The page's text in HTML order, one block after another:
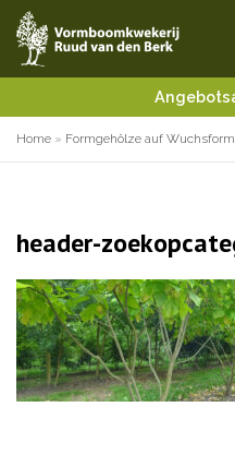
Home » Formgehölze auf
header-